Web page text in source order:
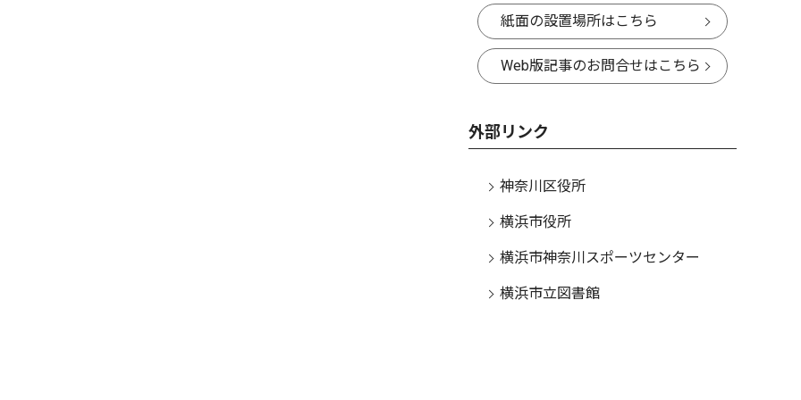
紙面の設置場所はこちら
Web版記事のお問合せはこちら
外部リンク
神奈川区役所
横浜市役所
横浜市神奈川スポーツセンター
横浜市立図書館